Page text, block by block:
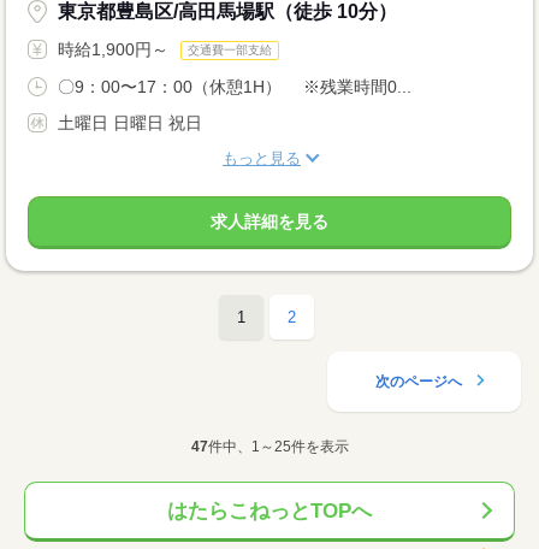
東京都豊島区/高田馬場駅（徒歩 10分）
時給1,900円～ 交通費一部支給
〇9：00〜17：00（休憩1H） ※残業時間0...
土曜日 日曜日 祝日
もっと見る
求人詳細を見る
1 2
次のページへ
47件中、1～25件を表示
はたらこねっとTOPへ